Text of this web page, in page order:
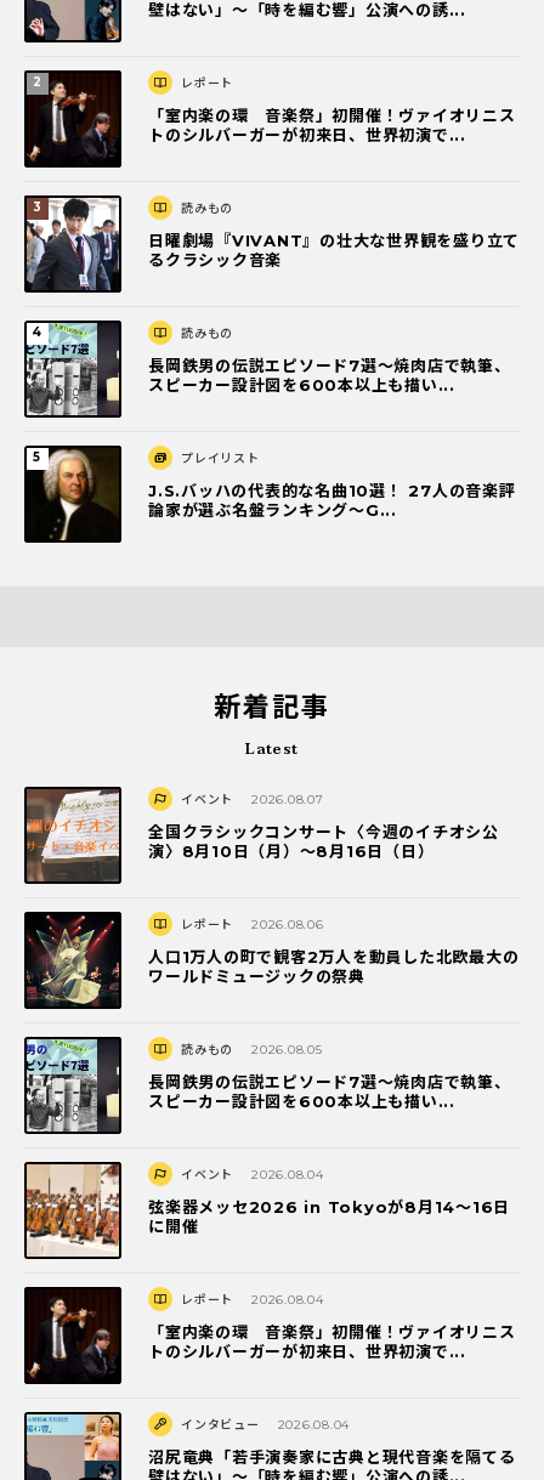
壁はない」～「時を編む響」公演への誘...
レポート
「室内楽の環 音楽祭」初開催！ヴァイオリニス
トのシルバーガーが初来日、世界初演で...
読みもの
日曜劇場『VIVANT』の壮大な世界観を盛り立て
るクラシック音楽
読みもの
長岡鉄男の伝説エピソード7選〜焼肉店で執筆、
スピーカー設計図を600本以上も描い...
プレイリスト
J.S.バッハの代表的な名曲10選！ 27人の音楽評
論家が選ぶ名盤ランキング〜G...
新着記事
Latest
イベント 2026.08.07
全国クラシックコンサート〈今週のイチオシ公
演〉8月10日（月）～8月16日（日）
レポート 2026.08.06
人口1万人の町で観客2万人を動員した北欧最大の
ワールドミュージックの祭典
読みもの 2026.08.05
長岡鉄男の伝説エピソード7選〜焼肉店で執筆、
スピーカー設計図を600本以上も描い...
イベント 2026.08.04
弦楽器メッセ2026 in Tokyoが8月14～16日
に開催
レポート 2026.08.04
「室内楽の環 音楽祭」初開催！ヴァイオリニス
トのシルバーガーが初来日、世界初演で...
インタビュー 2026.08.04
沼尻竜典「若手演奏家に古典と現代音楽を隔てる